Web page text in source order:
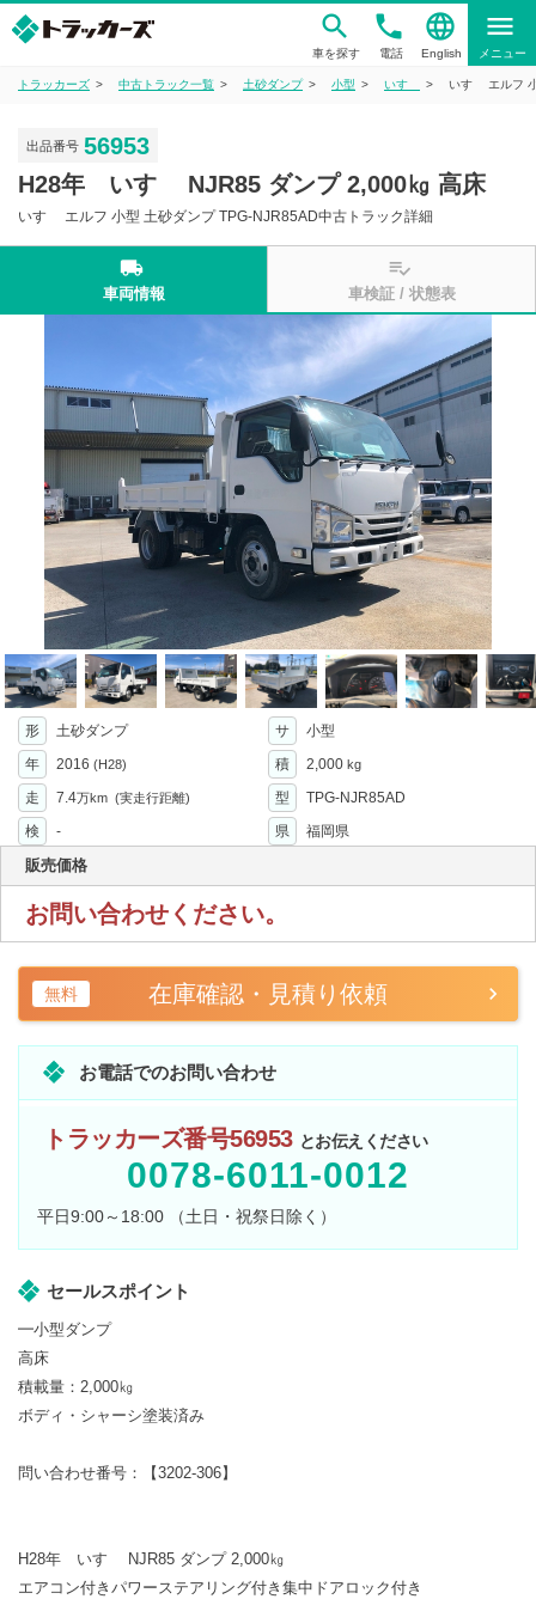
車を探す
phone
電話
language
English
menu
メニュー
トラッカーズ 中古トラック一覧 土砂ダンプ 小型 いすゞ いすゞ エルフ
出品番号 56953
H28年 いすゞ NJR85 ダンプ 2,000㎏ 高床
いすゞ エルフ 小型 土砂ダンプ TPG-NJR85AD中古トラック詳細
local_shipping
車両情報
playlist_add_check
車検証 / 状態表
形 土砂ダンプ サ
小型
年
2016 (H28) 積 2,000 kg
走 7.4万km (実走行距離) 型
TPG-NJR85AD
検
- 県 福岡県
販売価格
お問い合わせください。
無料 在庫確認・見積り依頼
お電話でのお問い合わせ
トラッカーズ番号56953 とお伝えください
0078-6011-0012
平日9:00～18:00 （土日・祝祭日除く）
セールスポイント
━小型ダンプ
高床
積載量：2,000㎏
ボディ・シャーシ塗装済み
問い合わせ番号：【3202-306】
H28年 いすゞ NJR85 ダンプ 2,000㎏
エアコン付きパワーステアリング付き集中ドアロック付き